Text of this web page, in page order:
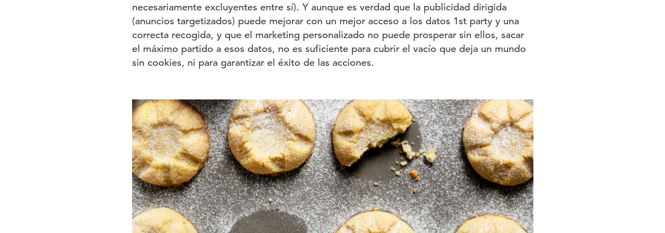
necesariamente excluyentes entre sí). Y aunque es verdad que la publicidad dirigida
(anuncios targetizados) puede mejorar con un mejor acceso a los datos 1st party y una
correcta recogida, y que el marketing personalizado no puede prosperar sin ellos, sacar
el máximo partido a esos datos, no es suficiente para cubrir el vacío que deja un mundo
sin cookies, ni para garantizar el éxito de las acciones.